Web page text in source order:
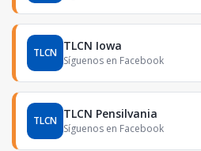
TLCN TLCN Iowa
Síguenos en Facebook
TLCN TLCN Pensilvania
Síguenos en Facebook